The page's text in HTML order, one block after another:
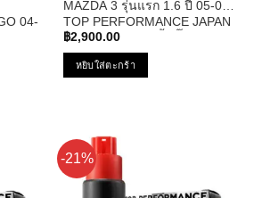
04-
06-10
MAZDA 3 รุ่นแรก 1.6 ปี 05-09 –
TOP PERFORMANCE JAPAN
– TPFMZ-912 – ปั้มติ๊ก มาสด้า
สาม
฿2,900.00
หยิบใส่ตะกร้า
-21%